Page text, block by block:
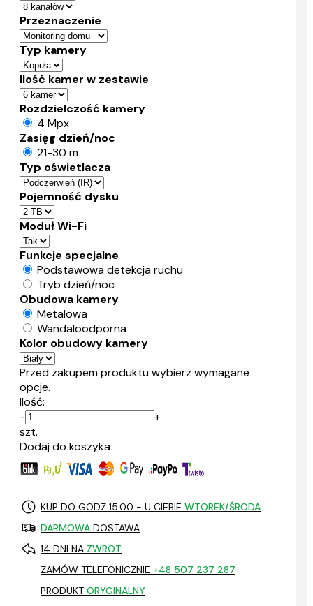
Przeznaczenie
Typ kamery
Ilość kamer w zestawie
Rozdzielczość kamery
4 Mpx
Zasięg dzień/noc
21-30 m
Typ oświetlacza
Pojemność dysku
Moduł Wi-Fi
Funkcje specjalne
Podstawowa detekcja ruchu
Tryb dzień/noc
Obudowa kamery
Metalowa
Wandaloodporna
Kolor obudowy kamery
Przed zakupem produktu wybierz wymagane
opcje.
Ilość:
-
+
szt.
Dodaj do koszyka
KUP DO GODZ 15.00 - U CIEBIE WTOREK/ŚRODA
DARMOWA DOSTAWA
14 DNI NA ZWROT
ZAMÓW TELEFONICZNIE +48 507 237 287
PRODUKT ORYGINALNY